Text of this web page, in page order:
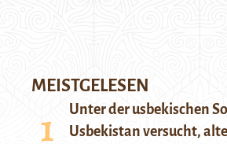
MEISTGELESEN
Unter der usbekischen
Usbekistan versucht,